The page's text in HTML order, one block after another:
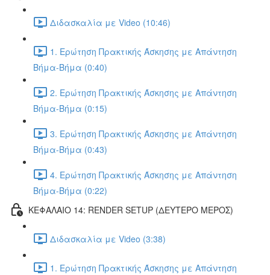
Διδασκαλία με Video (10:46)
1. Ερώτηση Πρακτικής Άσκησης με Απάντηση
Βήμα-Βήμα (0:40)
2. Ερώτηση Πρακτικής Άσκησης με Απάντηση
Βήμα-Βήμα (0:15)
3. Ερώτηση Πρακτικής Άσκησης με Απάντηση
Βήμα-Βήμα (0:43)
4. Ερώτηση Πρακτικής Άσκησης με Απάντηση
Βήμα-Βήμα (0:22)
ΚΕΦΑΛΑΙΟ 14: RENDER SETUP (ΔΕΥΤΕΡΟ ΜΕΡΟΣ)
Διδασκαλία με Video (3:38)
1. Ερώτηση Πρακτικής Άσκησης με Απάντηση